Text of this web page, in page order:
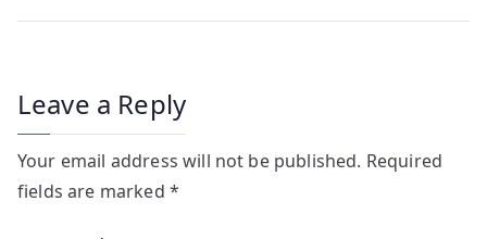
Leave a Reply
Your email address will not be published. Required
fields are marked *